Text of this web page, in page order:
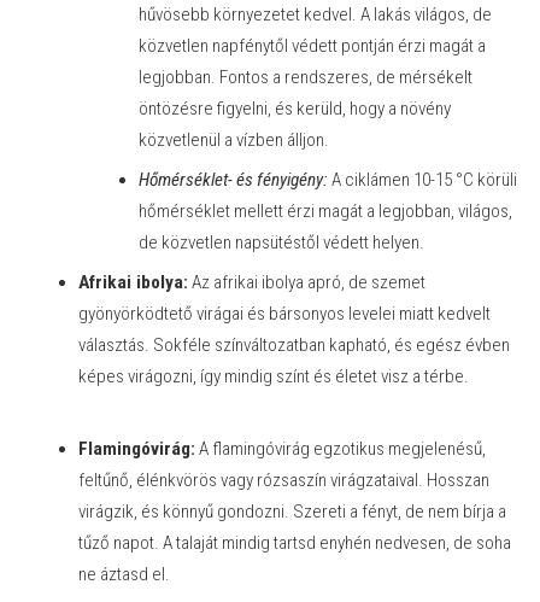
hűvösebb környezetet kedvel. A lakás világos, de
közvetlen napfénytől védett pontján érzi magát a
legjobban. Fontos a rendszeres, de mérsékelt
öntözésre figyelni, és kerüld, hogy a növény
közvetlenül a vízben álljon.
Hőmérséklet- és fényigény: A ciklámen 10-15 °C körüli
hőmérséklet mellett érzi magát a legjobban, világos,
de közvetlen napsütéstől védett helyen.
Afrikai ibolya: Az afrikai ibolya apró, de szemet
gyönyörködtető virágai és bársonyos levelei miatt kedvelt
választás. Sokféle színváltozatban kapható, és egész évben
képes virágozni, így mindig színt és életet visz a térbe.
Flamingóvirág: A flamingóvirág egzotikus megjelenésű,
feltűnő, élénkvörös vagy rózsaszín virágzataival. Hosszan
virágzik, és könnyű gondozni. Szereti a fényt, de nem bírja a
tűző napot. A talaját mindig tartsd enyhén nedvesen, de soha
ne áztasd el.